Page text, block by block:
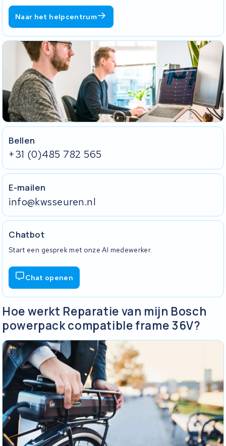
Naar het helpcentrum
Bellen
+31 (0)485 782 565
E-mailen
info@kwsseuren.nl
Chatbot
Start een gesprek met onze AI medewerker.
Chat openen
Hoe werkt Reparatie van mijn Bosch
powerpack compatible frame 36V?